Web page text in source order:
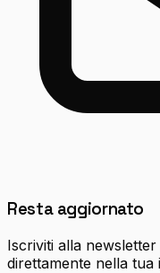
Resta aggiornato
Iscriviti alla
direttamente nella tua